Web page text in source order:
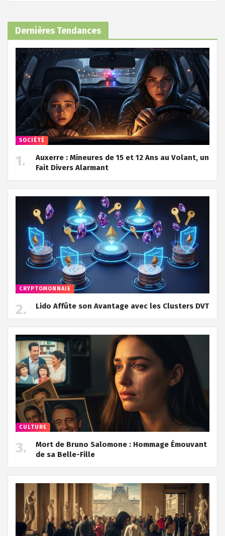
Dernières Tendances
SOCIÉTÉ
Auxerre : Mineures de 15 et 12 Ans au Volant, un
Fait Divers Alarmant
CRYPTOMONNAIE
Lido Affûte son Avantage avec les Clusters DVT
CULTURE
Mort de Bruno Salomone : Hommage Émouvant
de sa Belle-Fille